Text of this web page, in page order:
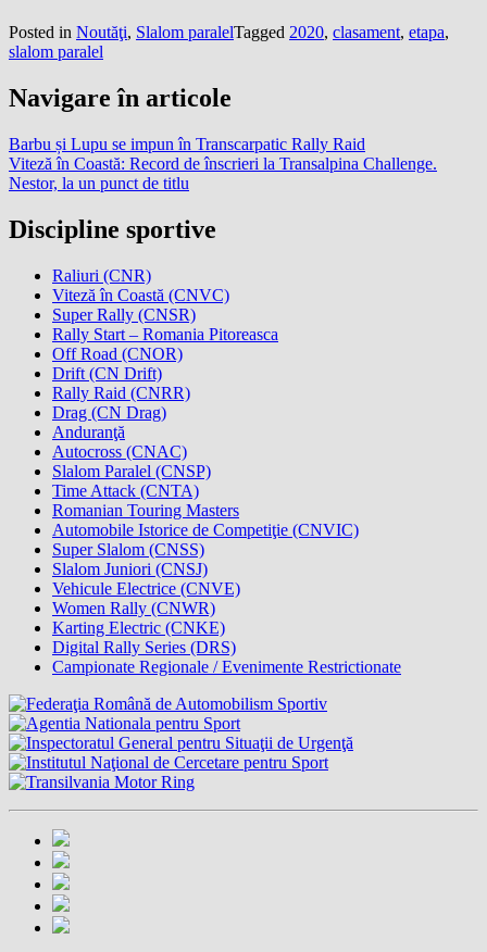
Posted in Noutăţi, Slalom paralelTagged 2020, clasament, etapa,
slalom paralel
Navigare în articole
Barbu și Lupu se impun în Transcarpatic Rally Raid
Viteză în Coastă: Record de înscrieri la Transalpina Challenge.
Nestor, la un punct de titlu
Discipline sportive
Raliuri (CNR)
Viteză în Coastă (CNVC)
Super Rally (CNSR)
Rally Start – Romania Pitoreasca
Off Road (CNOR)
Drift (CN Drift)
Rally Raid (CNRR)
Drag (CN Drag)
Anduranţă
Autocross (CNAC)
Slalom Paralel (CNSP)
Time Attack (CNTA)
Romanian Touring Masters
Automobile Istorice de Competiţie (CNVIC)
Super Slalom (CNSS)
Slalom Juniori (CNSJ)
Vehicule Electrice (CNVE)
Women Rally (CNWR)
Karting Electric (CNKE)
Digital Rally Series (DRS)
Campionate Regionale / Evenimente Restrictionate